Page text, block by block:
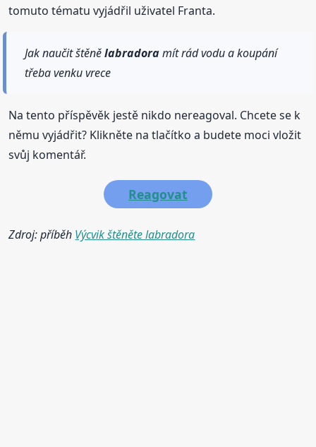
tomuto tématu vyjádřil uživatel Franta.
Jak naučit štěnělabradoramít rád vodu a koupání
třeba venku vrece
Na tento příspěvěk jestě nikdo nereagoval. Chcete se k
němu vyjádřit? Klikněte na tlačítko a budete moci vložit
svůj komentář.
Reagovat
Zdroj: příběh Výcvik štěněte labradora